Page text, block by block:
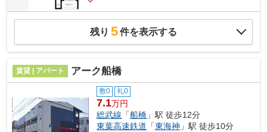
残り 5件を表示する
賃貸 | アパート アーク船橋
敷0 礼0
7.1万円
総武線 「船橋 」駅 徒歩12分
東葉高速鉄道 「東海神 」駅 徒歩10分